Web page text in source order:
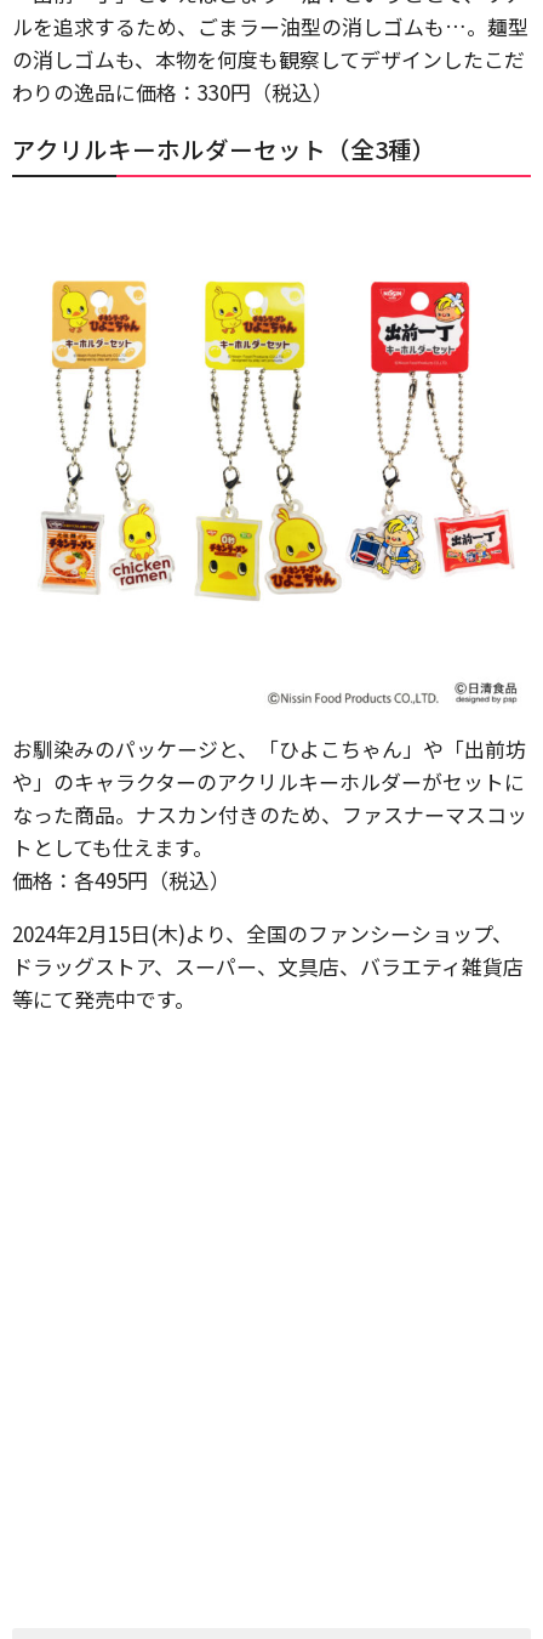
ルを追求するため、ごまラー油型の消しゴムも…。麺型
の消しゴムも、本物を何度も観察してデザインしたこだ
わりの逸品に価格：330円（税込）
アクリルキーホルダーセット（全3種）
お馴染みのパッケージと、「ひよこちゃん」や「出前坊
や」のキャラクターのアクリルキーホルダーがセットに
なった商品。ナスカン付きのため、ファスナーマスコッ
トとしても仕えます。
価格：各495円（税込）
2024年2月15日(木)より、全国のファンシーショップ、
ドラッグストア、スーパー、文具店、バラエティ雑貨店
等にて発売中です。